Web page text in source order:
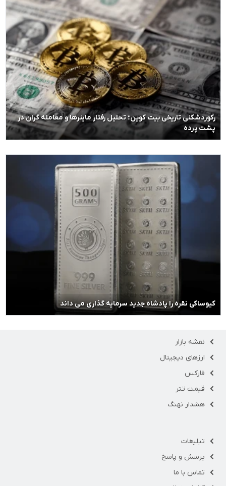
رکوردشکنی تاریخی بیت کوین؛ تحلیل رفتار ماینرها و معامله گران در
پشت پرده
کیوساکی نقره را پادشاه جدید سرمایه گذاری می داند
نقشه بازار
ارزهای دیجیتال
فارکس
قیمت تتر
هشدار نهنگ
تبلیغات
پرسش و پاسخ
تماس با ما